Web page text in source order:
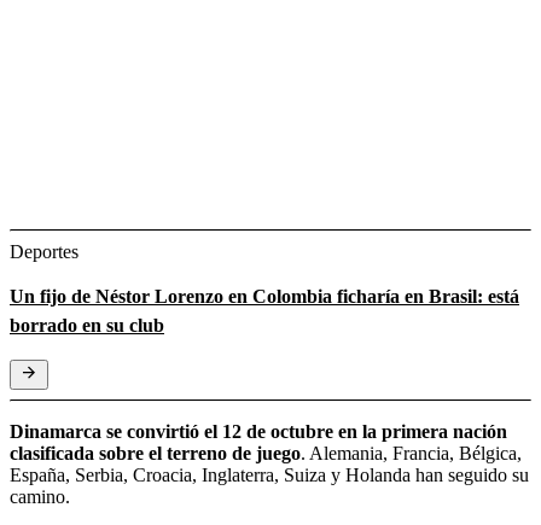
Deportes
Un fijo de Néstor Lorenzo en Colombia ficharía en Brasil: está
borrado en su club
Dinamarca se convirtió el 12 de octubre en la primera nación
clasificada sobre el terreno de juego. Alemania, Francia, Bélgica,
España, Serbia, Croacia, Inglaterra, Suiza y Holanda han seguido su
camino.